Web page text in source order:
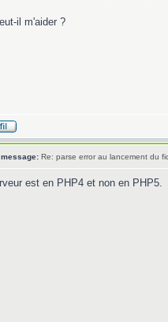
il m'aider ?
Re: parse error au lancement du
est en PHP4 et non en PHP5.